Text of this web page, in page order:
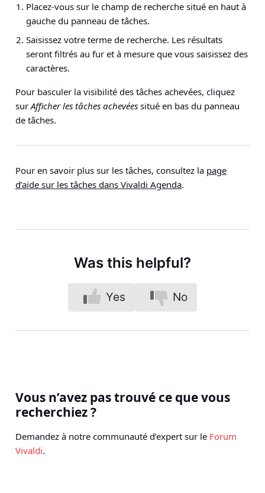
Placez-vous sur le champ de recherche situé en haut à
gauche du panneau de tâches.
Saisissez votre terme de recherche. Les résultats
seront filtrés au fur et à mesure que vous saisissez des
caractères.
Pour basculer la visibilité des tâches achevées, cliquez
surAfficher les tâches achevées situé en bas du panneau
de tâches.
Pour en savoir plus sur les tâches, consultez la page
d’aide sur les tâches dans Vivaldi Agenda.
Was this helpful?
Yes No
Vous n’avez pas trouvé ce que vous
recherchiez ?
Demandez à notre communauté d’expert sur le Forum
Vivaldi.